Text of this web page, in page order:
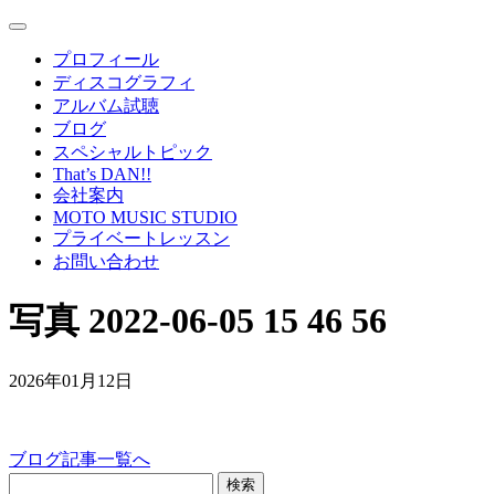
プロフィール
ディスコグラフィ
アルバム試聴
ブログ
スペシャルトピック
That’s DAN!!
会社案内
MOTO MUSIC STUDIO
プライベートレッスン
お問い合わせ
写真 2022-06-05 15 46 56
2026年01月12日
ブログ記事一覧へ
検索